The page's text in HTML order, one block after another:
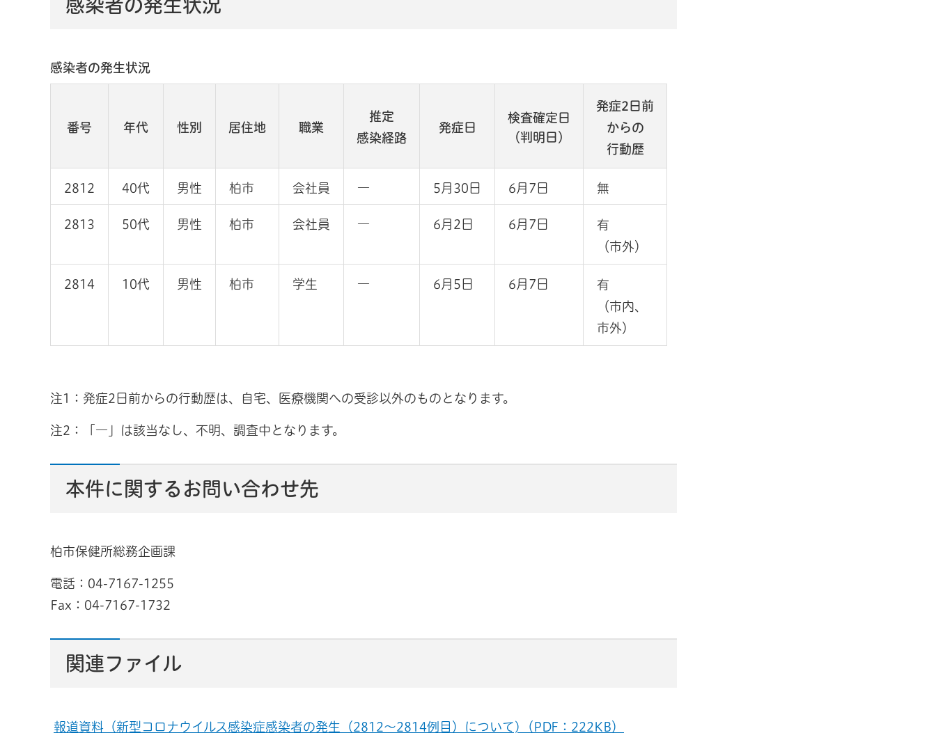
感染者の発生状況
感染者の発生状況
番号 年代 性別 居住地 職業
推定
感染経路
発症日
検査確定日
（判明日）
発症2日前
からの
行動歴
2812 40代 男性 柏市 会社員 ― 5月30日 6月7日 無
2813 50代 男性 柏市 会社員 ― 6月2日 6月7日
有
（市外）
2814 10代 男性 柏市 学生 ― 6月5日 6月7日
有
（市内、
市外）
注1：発症2日前からの行動歴は、自宅、医療機関への受診以外のものとなります。
注2：「―」は該当なし、不明、調査中となります。
本件に関するお問い合わせ先
柏市保健所総務企画課
電話：04-7167-1255
Fax：04-7167-1732
関連ファイル
報道資料（新型コロナウイルス感染症感染者の発生（2812～2814例目）について)（PDF：222KB）